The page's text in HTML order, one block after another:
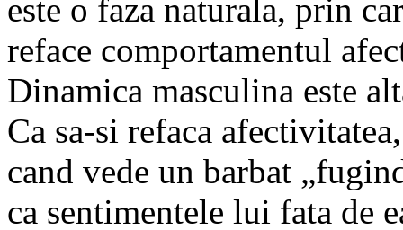
este o faza naturala, prin
reface comportamentul
Dinamica masculina este
Ca sa-si refaca
cand vede un barbat
ca sentimentele lui fata de